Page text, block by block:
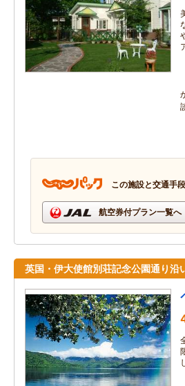
この施設と交通手
航空券付プラン一覧へ
英国・伊大使館別荘記念公園通り沿